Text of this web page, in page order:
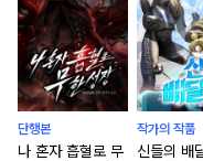
단행본
나 혼자 흡혈로 무
작가의 작품
신들의 배